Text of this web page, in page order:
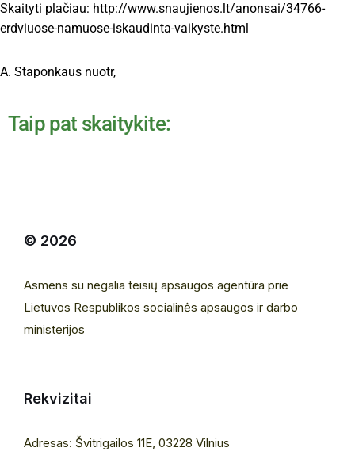
Skaityti plačiau: http://www.snaujienos.lt/anonsai/34766-
erdviuose-namuose-iskaudinta-vaikyste.html
A. Staponkaus nuotr,
Taip pat skaitykite:
© 2026
Asmens su negalia teisių apsaugos agentūra prie
Lietuvos Respublikos socialinės apsaugos ir darbo
ministerijos
Rekvizitai
Adresas: Švitrigailos 11E, 03228 Vilnius